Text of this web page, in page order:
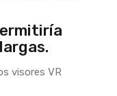
visores VR